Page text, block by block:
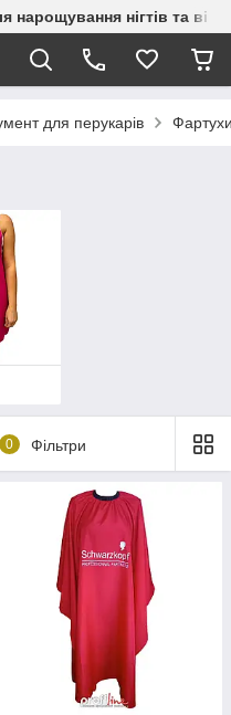
нарощування нігтів та вій
для перукарів
0 Фільтри